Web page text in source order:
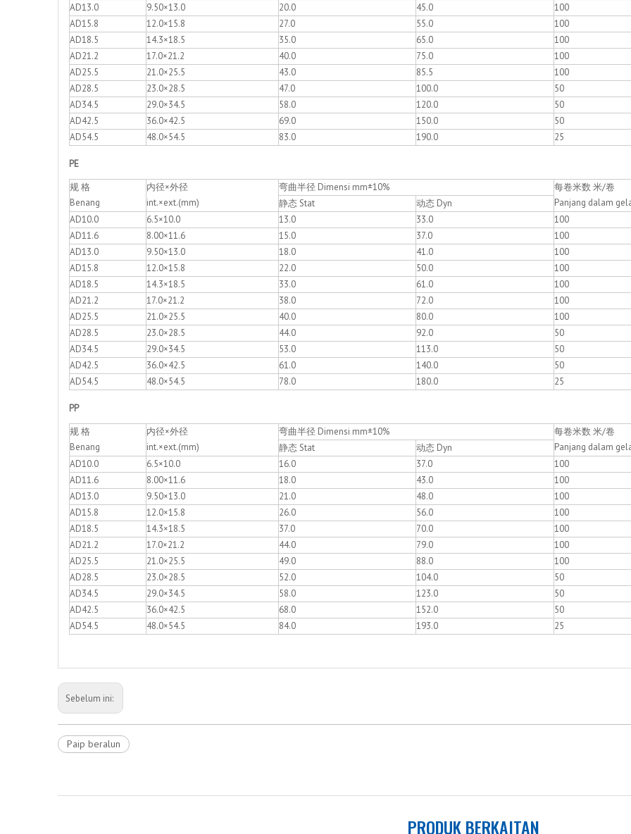
AD13.0
9.50×13.0 20.0 45.0
100
AD15.8
12.0×15.8 27.0 55.0
100
AD18.5
14.3×18.5 35.0 65.0
100
AD21.2
17.0×21.2 40.0 75.0
100
AD25.5
21.0×25.5 43.0 85.5
100
AD28.5
23.0×28.5 47.0 100.0
50
AD34.5
29.0×34.5 58.0 120.0
50
AD42.5
36.0×42.5 69.0 150.0
50
AD54.5
48.0×54.5 83.0 190.0 25
PE
规 格
Benang
内径×外径
int.×ext.(mm)
弯曲半径 Dimensi mm±10%
每卷米数 米/卷
Panjang dalam
静态 Stat
动态 Dyn
AD10.0
6.5×10.0 13.0 33.0
100
AD11.6
8.00×11.6 15.0 37.0
100
AD13.0
9.50×13.0 18.0 41.0
100
AD15.8
12.0×15.8 22.0 50.0
100
AD18.5
14.3×18.5 33.0 61.0
100
AD21.2
17.0×21.2 38.0 72.0
100
AD25.5
21.0×25.5 40.0 80.0
100
AD28.5
23.0×28.5 44.0 92.0
50
AD34.5
29.0×34.5 53.0 113.0
50
AD42.5
36.0×42.5 61.0 140.0
50
AD54.5
48.0×54.5 78.0 180.0 25
PP
规 格
Benang
内径×外径
int.×ext.(mm)
弯曲半径 Dimensi mm±10%
每卷米数 米/卷
Panjang dalam
静态 Stat
动态 Dyn
AD10.0
6.5×10.0 16.0 37.0
100
AD11.6
8.00×11.6 18.0 43.0
100
AD13.0
9.50×13.0 21.0 48.0
100
AD15.8
12.0×15.8 26.0 56.0
100
AD18.5
14.3×18.5 37.0 70.0
100
AD21.2
17.0×21.2 44.0 79.0
100
AD25.5
21.0×25.5 49.0 88.0
100
AD28.5
23.0×28.5 52.0 104.0
50
AD34.5
29.0×34.5 58.0 123.0
50
AD42.5
36.0×42.5 68.0 152.0
50
AD54.5
48.0×54.5 84.0 193.0 25
Sebelum ini:
Paip beralun
PRODUK BERKAITAN